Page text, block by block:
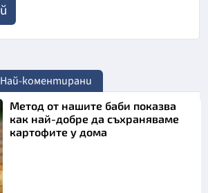
Най-коментирани
Метод от нашите баби показва
как най-добре да съхраняваме
картофите у дома